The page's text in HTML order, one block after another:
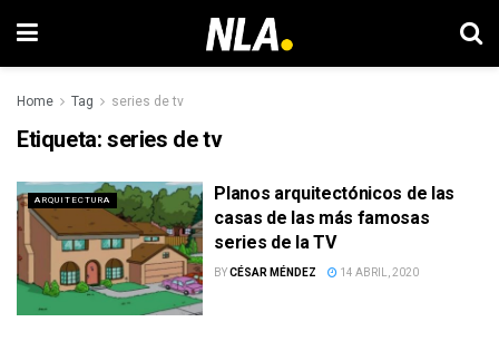
Home Tag series de tv
Etiqueta: series de tv
ARQUITECTURA
Planos arquitectónicos de las
casas de las más famosas
series de la TV
BYCÉSAR MÉNDEZ 14 ABRIL, 2020